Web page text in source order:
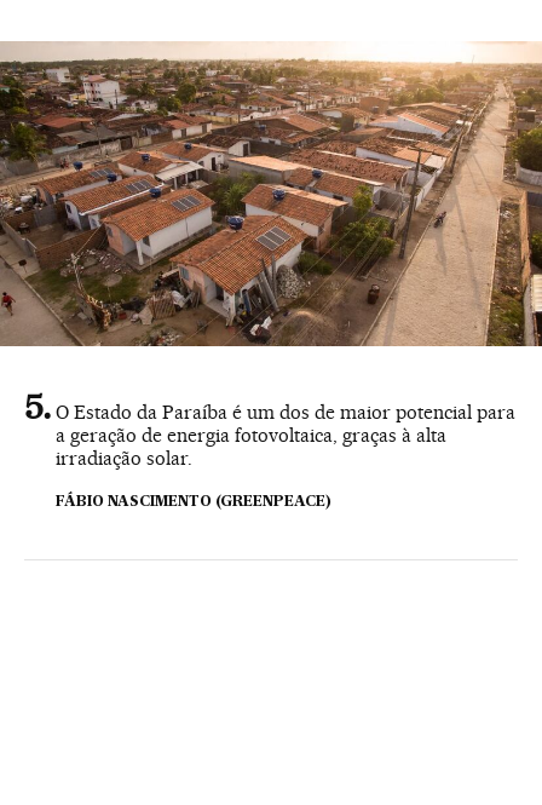
O Estado da Paraíba é um dos de maior potencial para
a geração de energia fotovoltaica, graças à alta
irradiação solar.
FÁBIO NASCIMENTO (GREENPEACE)